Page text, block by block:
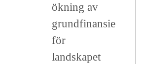
ökning av
för
landskapet